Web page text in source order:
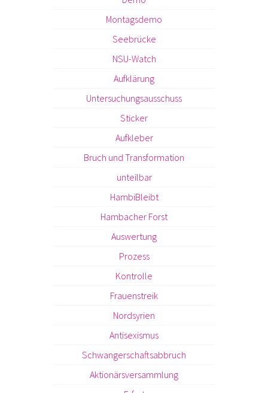
Montagsdemo
Seebrücke
NSU-Watch
Aufklärung
Untersuchungsausschuss
Sticker
Aufkleber
Bruch und Transformation
unteilbar
HambiBleibt
Hambacher Forst
Auswertung
Prozess
Kontrolle
Frauenstreik
Nordsyrien
Antisexismus
Schwangerschaftsabbruch
Aktionärsversammlung